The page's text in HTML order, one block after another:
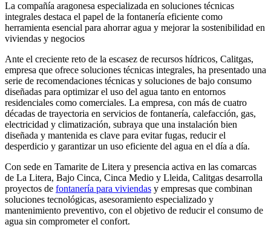
La compañía aragonesa especializada en soluciones técnicas
integrales destaca el papel de la fontanería eficiente como
herramienta esencial para ahorrar agua y mejorar la sostenibilidad en
viviendas y negocios
Ante el creciente reto de la escasez de recursos hídricos, Calitgas,
empresa que ofrece soluciones técnicas integrales, ha presentado una
serie de recomendaciones técnicas y soluciones de bajo consumo
diseñadas para optimizar el uso del agua tanto en entornos
residenciales como comerciales. La empresa, con más de cuatro
décadas de trayectoria en servicios de fontanería, calefacción, gas,
electricidad y climatización, subraya que una instalación bien
diseñada y mantenida es clave para evitar fugas, reducir el
desperdicio y garantizar un uso eficiente del agua en el día a día.
Con sede en Tamarite de Litera y presencia activa en las comarcas
de La Litera, Bajo Cinca, Cinca Medio y Lleida, Calitgas desarrolla
proyectos de fontanería para viviendas y empresas que combinan
soluciones tecnológicas, asesoramiento especializado y
mantenimiento preventivo, con el objetivo de reducir el consumo de
agua sin comprometer el confort.